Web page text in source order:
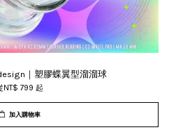
｜塑膠蝶翼型溜溜球
NT$ 799 起
加入購物車